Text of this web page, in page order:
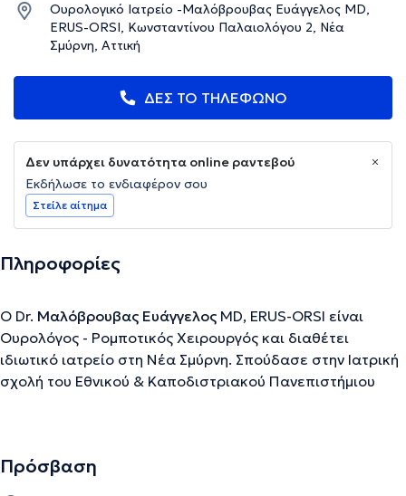
Ουρολογικό Ιατρείο -Μαλόβρουβας Ευάγγελος MD,
ERUS-ORSI, Κωνσταντίνου Παλαιολόγου 2, Νέα
Σμύρνη, Αττική
ΔΕΣ ΤΟ ΤΗΛΕΦΩΝΟ
Δεν υπάρχει δυνατότητα online ραντεβού
Εκδήλωσε το ενδιαφέρον σου
Στείλε αίτημα
Πληροφορίες
Ο Dr. Μαλόβρουβας Ευάγγελος MD, ERUS-ORSI είναι
Ουρολόγος - Ρομποτικός Χειρουργός και διαθέτει
ιδιωτικό ιατρείο στη Νέα Σμύρνη. Σπούδασε στην Ιατρική
σχολή του Εθνικού & Καποδιστριακού Πανεπιστήμιου
εργάστηκε για τέσσερις μήνες ως Fellow στο
Πρόσβαση